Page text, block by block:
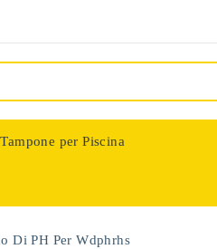
per Piscina
Di PH Per Wdphrhs